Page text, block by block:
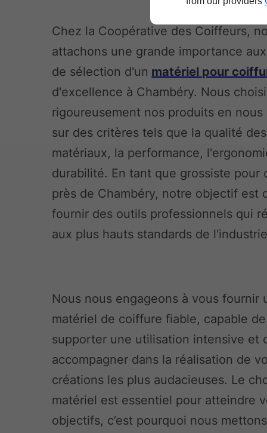
Chez la Coopérative des Coiffeurs,
attachons une grande importance
de sélection d'un matériel pour
d'excellence à Chambéry. Nous
rigoureusement nos produits en nous
sur des critères tels que la qualité des
matériaux, la performance,
durabilité. En tant que grossiste pour
près de Chambéry, notre objectif est
fournir des outils professionnels qui
aux plus hauts standards de
Nous nous engageons à vous fournir
matériel de coiffure fiable, capable de
supporter une utilisation intensive et
accompagner dans la réalisation de
créations les plus audacieuses. Le
matériel est essentiel pour atteindre
objectifs, c’est pourquoi nous